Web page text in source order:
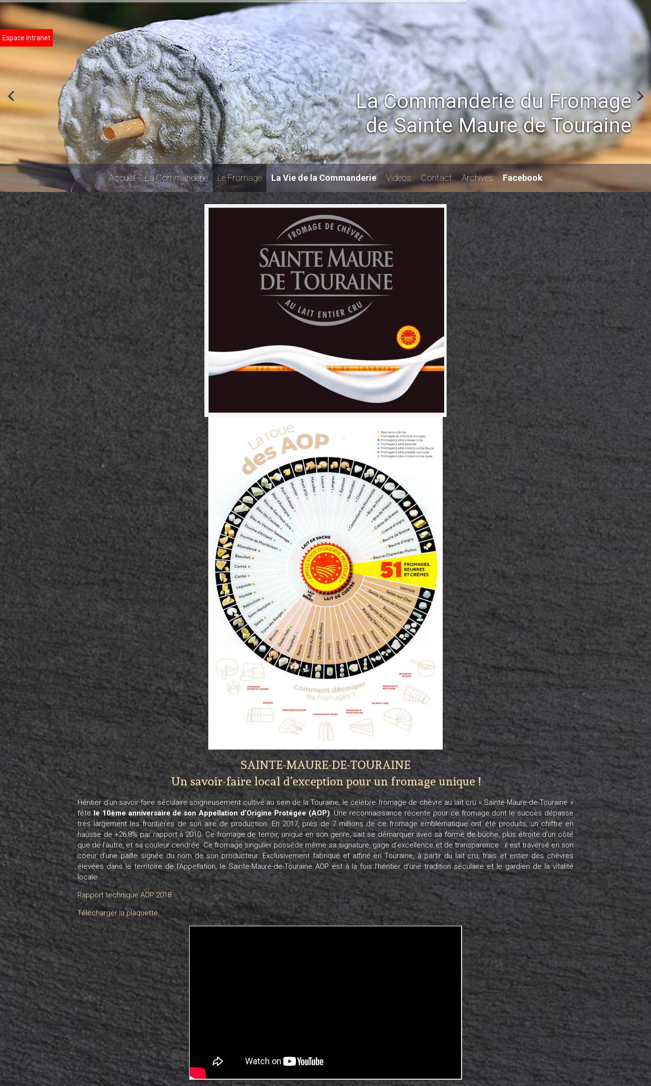
Espace Intranet
La Commanderie du Fromage
de Sainte Maure de Touraine
Accueil La Commanderie Le Fromage La Vie de la Commanderie Videos Contact Archives Facebook
SAINTE-MAURE-DE-TOURAINE
Un savoir-faire local d’exception pour un fromage unique !
Héritier d’un savoir-faire séculaire soigneusement cultivé au sein de la Touraine, le célèbre fromage de chèvre au lait cru « Sainte-Maure-de-Touraine »
fêtele 10ème anniversaire de son Appellation d’Origine Protégée (AOP). Une reconnaissance récente pour ce fromage dont le succès dépasse
très largement les frontières de son aire de production. En 2017, près de 7 millions de ce fromage emblématique ont été produits, un chiffre en
hausse de +26,8% par rapport à 2010. Ce fromage de terroir, unique en son genre, sait se démarquer avec sa forme de bûche, plus étroite d’un côté
que de l’autre, et sa couleur cendrée. Ce fromage singulier possède même sa signature, gage d’excellence et de transparence : il est traversé en son
coeur d’une paille signée du nom de son producteur. Exclusivement fabriqué et affiné en Touraine, à partir du lait cru, frais et entier des chèvres
élevées dans le territoire de l’Appellation, le Sainte-Maure-de-Touraine AOP est à la fois l’héritier d’une tradition séculaire et le gardien de la vitalité
locale.
Rapport technique AOP 2018
Télécharger la plaquette